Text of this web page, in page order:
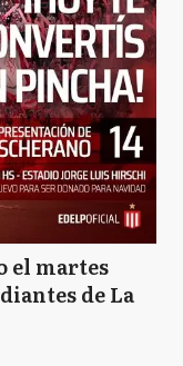
el martes
de La